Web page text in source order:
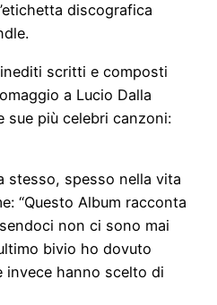
discografica
scritti e composti
a Lucio Dalla
sue più celebri canzoni:
stesso, spesso nella vita
“Questo Album racconta
non ci sono mai
bivio ho dovuto
invece hanno scelto di